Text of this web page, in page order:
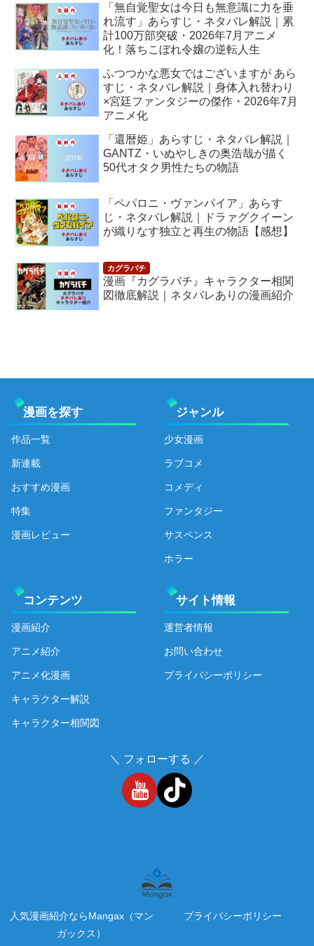
「無自覚聖女は今日も無意識に力を垂
れ流す」あらすじ・ネタバレ解説｜累
計100万部突破・2026年7月アニメ
化！落ちこぼれ令嬢の逆転人生
ふつつかな悪女ではございますが あら
すじ・ネタバレ解説｜身体入れ替わり
×宮廷ファンタジーの傑作・2026年7月
アニメ化
「還暦姫」あらすじ・ネタバレ解説｜
GANTZ・いぬやしきの奥浩哉が描く
50代オタク男性たちの物語
「ペパロニ・ヴァンパイア」あらす
じ・ネタバレ解説｜ドラァグクイーン
が織りなす独立と再生の物語【感想】
漫画『カグラバチ』キャラクター相関
図徹底解説｜ネタバレありの漫画紹介
漫画を探す
作品一覧
新連載
おすすめ漫画
特集
漫画レビュー
ジャンル
少女漫画
ラブコメ
コメディ
ファンタジー
サスペンス
ホラー
コンテンツ
漫画紹介
アニメ紹介
アニメ化漫画
キャラクター解説
キャラクター相関図
サイト情報
運営者情報
お問い合わせ
プライバシーポリシー
＼ フォローする ／
人気漫画紹介ならMangax（マン
ガックス）
プライバシーポリシー